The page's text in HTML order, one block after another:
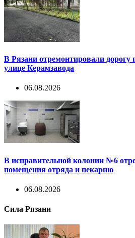
В Рязани отремонтировали
улице Керамзавода
06.08.2026
В исправительной колонии №6
помещения отряда и пекарню
06.08.2026
Сила Рязани